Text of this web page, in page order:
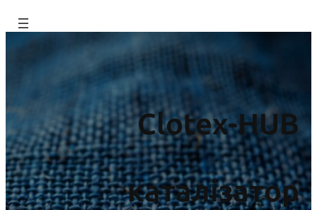
до
Clotex-HUB
каталізатор